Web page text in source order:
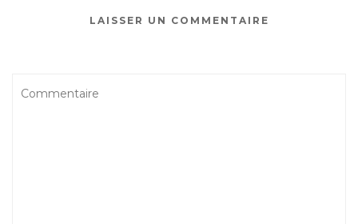
LAISSER UN COMMENTAIRE